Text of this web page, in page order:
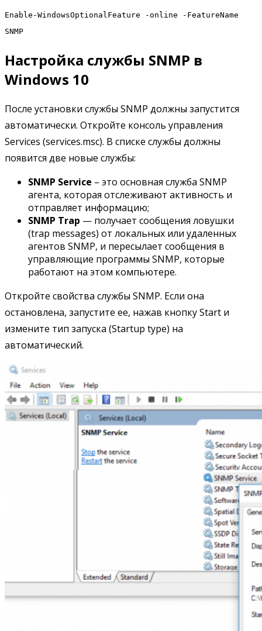
Enable-WindowsOptionalFeature -online -FeatureName
SNMP
Настройка службы SNMP в
Windows 10
После установки службы SNMP должны запустится
автоматически. Откройте консоль управления
Services (services.msc). В списке службы должны
появится две новые службы:
SNMP Service – это основная служба SNMP
агента, которая отслеживают активность и
отправляет информацию;
SNMP Trap — получает сообщения ловушки
(trap messages) от локальных или удаленных
агентов SNMP, и пересылает сообщения в
управляющие программы SNMP, которые
работают на этом компьютере.
Откройте свойства службы SNMP. Если она
остановлена, запустите ее, нажав кнопку Start и
измените тип запуска (Startup type) на
автоматический.